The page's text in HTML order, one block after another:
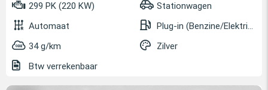
299 PK (220 KW)
Stationwagen
Automaat
Plug-in (Benzine/Elektrisch)
34 g/km
Zilver
Btw verrekenbaar